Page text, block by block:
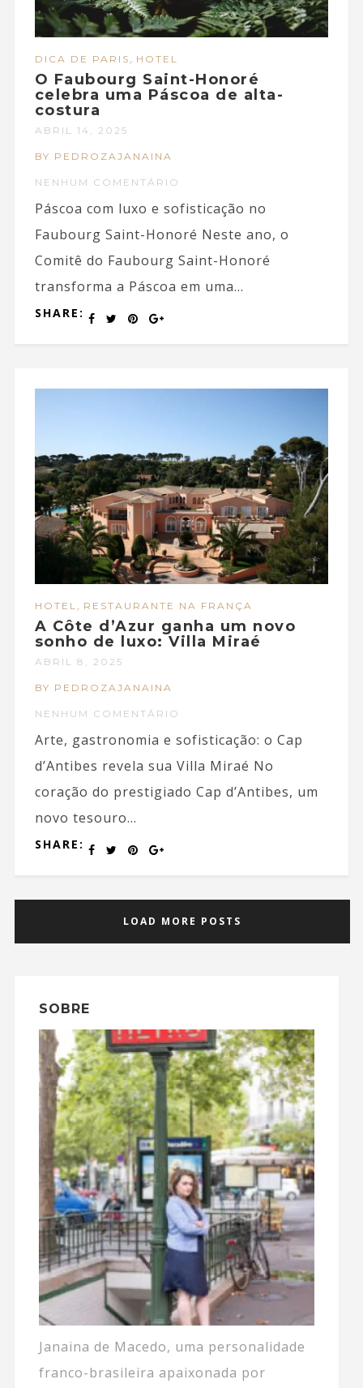
DICA DE PARIS HOTEL
O Faubourg Saint-Honoré
celebra uma Páscoa de alta-
costura
ABRIL 14, 2025
BY PEDROZAJANAINA
NENHUM COMENTÁRIO
Páscoa com luxo e sofisticação no
Faubourg Saint-Honoré Neste ano, o
Comitê do Faubourg Saint-Honoré
transforma a Páscoa em uma...
SHARE:
HOTEL , RESTAURANTE NA FRANÇA
A Côte d’Azur ganha um novo
sonho de luxo: Villa Miraé
ABRIL 8, 2025
BY PEDROZAJANAINA
NENHUM COMENTÁRIO
Arte, gastronomia e sofisticação: o Cap
d’Antibes revela sua Villa Miraé No
coração do prestigiado Cap d’Antibes, um
novo tesouro...
SHARE:
LOAD MORE POSTS
SOBRE
Janaina de Macedo, uma personalidade
franco-brasileira apaixonada por